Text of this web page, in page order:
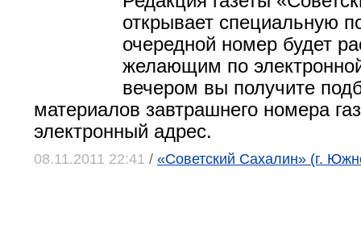
открывает специальную
очередной номер будет
желающим по
вечером вы получите
материалов завтрашнего номера
электронный адрес.
08.11.2011 22:41 / «Советский Сахалин» (г.